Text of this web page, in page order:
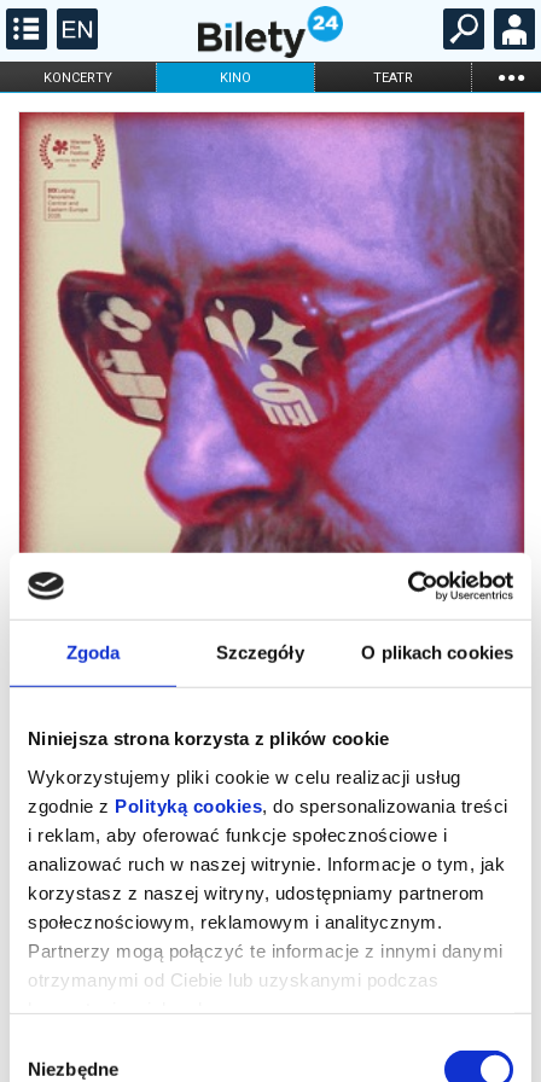
Zgoda Szczegóły O plikach cookies
Niniejsza strona korzysta z plików cookie
Wykorzystujemy pliki cookie w celu realizacji usług
zgodnie z Polityką cookies , do spersonalizowania treści
i reklam, aby oferować funkcje społecznościowe i
analizować ruch w naszej witrynie. Informacje o tym, jak
korzystasz z naszej witryny, udostępniamy partnerom
społecznościowym, reklamowym i analitycznym.
Partnerzy mogą połączyć te informacje z innymi danymi
otrzymanymi od Ciebie lub uzyskanymi podczas
zgody
Niezbędne
KONCERTY KINO TEATR ...
FILHARMONIA OPERA I BALET
STAND-UP
DLA DZIECI
Znaki Pana Śliwki
"Znaki Pana Śliwki"
Reż. Urszula Morga, Bartosz Mikołajczyk
Polska, 2025, 72 minuty
zaczyna studia artystyczne w Warszawie. Postanawia zająć się
projektowaniem znaków graficznych. Swoimi pracami wypełnia